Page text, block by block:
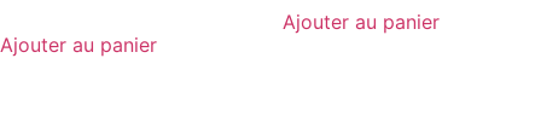
Ajouter au panier
Ajouter au panier